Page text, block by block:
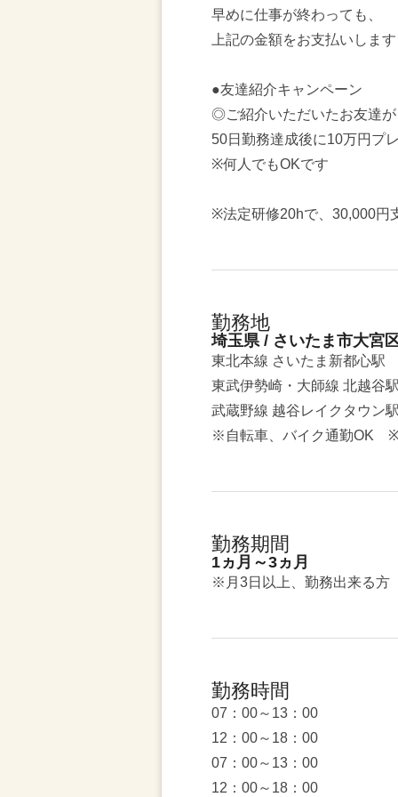
早めに仕事が終わっても、
上記の金額をお支払いします
●友達紹介キャンペーン
◎ご紹介いただいたお友達が
50日勤務達成後に10万円プ
※何人でもOKです
※法定研修20hで、30,000円
勤務地
埼玉県 / さいたま市大宮
東北本線 さいたま新都心駅
東武伊勢崎・大師線 北越谷駅
武蔵野線 越谷レイクタウン駅
※自転車、バイク通勤OK ※
勤務期間
1ヵ月～3ヵ月
※月3日以上、勤務出来る方
勤務時間
07：00～13：00
12：00～18：00
07：00～13：00
12：00～18：00